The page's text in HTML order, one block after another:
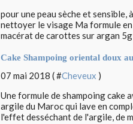
pour une peau sèche et
nettoyer le visage Ma formule
macérat de carottes sur argan
Cake Shampoing oriental doux
07 mai 2018 ( #Cheveux )
Une formule de shampoing cake
argile du Maroc qui lave en
l'effet desséchant de l'argile, de